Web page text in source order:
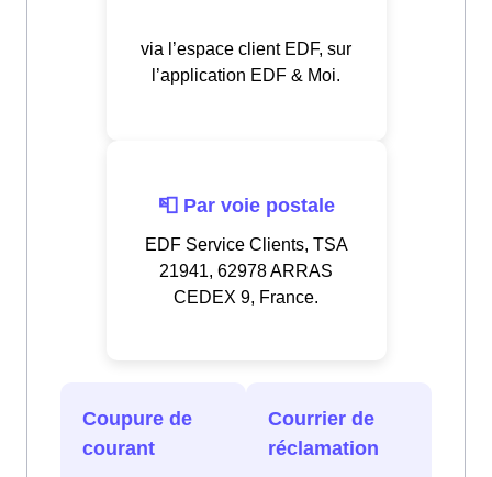
via l’espace client EDF, sur
l’application EDF & Moi.
📮 Par voie postale
EDF Service Clients, TSA
21941, 62978 ARRAS
CEDEX 9, France.
Coupure de
courant
Courrier de
réclamation